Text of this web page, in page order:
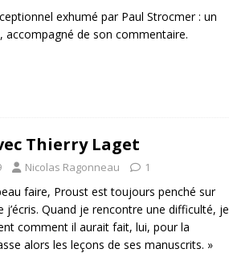
exhumé par Paul Strocmer : un
accompagné de son commentaire.
Thierry Laget
Nicolas Ragonneau 1
faire, Proust est toujours penché sur
j’écris. Quand je rencontre une difficulté, je
comment il aurait fait, lui, pour la
alors les leçons de ses manuscrits. »